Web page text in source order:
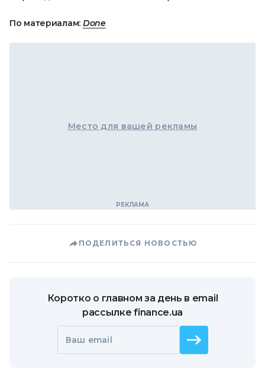
По материалам: Done
Место для вашей рекламы
ПОДЕЛИТЬСЯ НОВОСТЬЮ
Коротко о главном за день в email
рассылке finance.ua
Ваш email